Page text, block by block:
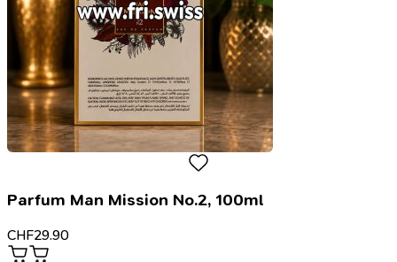
Parfum Man Mission No.2, 100ml
CHF29.90